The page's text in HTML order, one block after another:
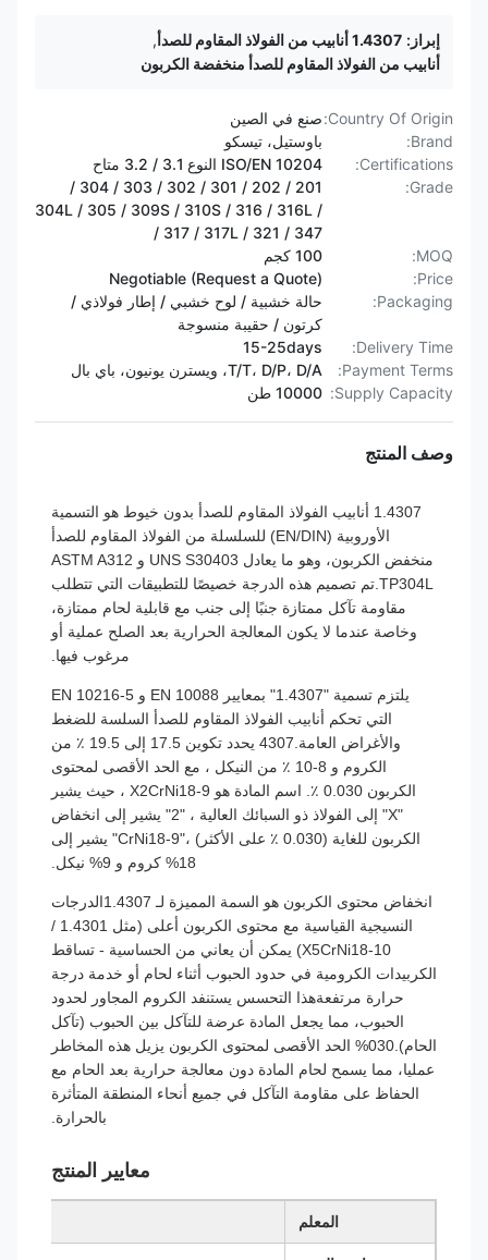
إبراز: 1.4307 أنابيب من الفولاذ المقاوم للصدأ
,
أنابيب من الفولاذ المقاوم للصدأ منخفضة الكربون
Country Of Origin: صنع في الصين
Brand:
باوستيل، تيسكو
Certifications:
ISO/EN 10204 النوع 3.1 / 3.2 متاح
Grade:
201 / 202 / 301 / 302 / 303 / 304 /
304L / 305 / 309S / 310S / 316 / 316L /
317 / 317L / 321 / 347 /
MOQ:
100 كجم
Price:
Negotiable (Request a Quote)
Packaging:
حالة خشبية / لوح خشبي / إطار فولاذي /
كرتون / حقيبة منسوجة
Delivery Time:
15-25days
Payment Terms:
T/T، D/P، D/A، ويسترن يونيون، باي بال
Supply Capacity:
10000 طن
وصف المنتج
1.4307 أنابيب الفولاذ المقاوم للصدأ بدون خيوط هو التسمية
الأوروبية (EN/DIN) للسلسلة من الفولاذ المقاوم للصدأ
منخفض الكربون، وهو ما يعادل UNS S30403 و ASTM A312
TP304L.تم تصميم هذه الدرجة خصيصًا للتطبيقات التي تتطلب
مقاومة تآكل ممتازة جنبًا إلى جنب مع قابلية لحام ممتازة،
وخاصة عندما لا يكون المعالجة الحرارية بعد الصلح عملية أو
مرغوب فيها.
يلتزم تسمية "1.4307" بمعايير EN 10088 و EN 10216-5
التي تحكم أنابيب الفولاذ المقاوم للصدأ السلسة للضغط
والأغراض العامة.4307 يحدد تكوين 17.5 إلى 19.5 ٪ من
الكروم و 8-10 ٪ من النيكل ، مع الحد الأقصى لمحتوى
الكربون 0.030 ٪. اسم المادة هو X2CrNi18-9 ، حيث يشير
"X" إلى الفولاذ ذو السبائك العالية ، "2" يشير إلى انخفاض
الكربون للغاية (0.030 ٪ على الأكثر) ،"CrNi18-9" يشير إلى
18% كروم و 9% نيكل.
انخفاض محتوى الكربون هو السمة المميزة لـ 1.4307الدرجات
النسيجية القياسية مع محتوى الكربون أعلى (مثل 1.4301 /
X5CrNi18-10) يمكن أن يعاني من الحساسية - تساقط
الكربيدات الكرومية في حدود الحبوب أثناء لحام أو خدمة درجة
حرارة مرتفعةهذا التحسس يستنفد الكروم المجاور لحدود
الحبوب، مما يجعل المادة عرضة للتآكل بين الحبوب (تآكل
الحام).030% الحد الأقصى لمحتوى الكربون يزيل هذه المخاطر
عمليا، مما يسمح لحام المادة دون معالجة حرارية بعد الحام مع
الحفاظ على مقاومة التآكل في جميع أنحاء المنطقة المتأثرة
بالحرارة.
معايير المنتج
المعلم